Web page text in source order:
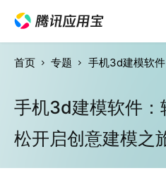
首页 专题 手机3d建模软
手机3d建模软件：
松开启创意建模之